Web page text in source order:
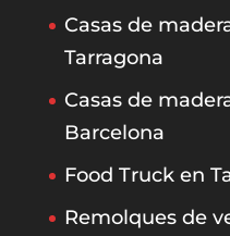
Casas de
Tarragona
Casas de
Barcelona
Food Truck en
Remolques de